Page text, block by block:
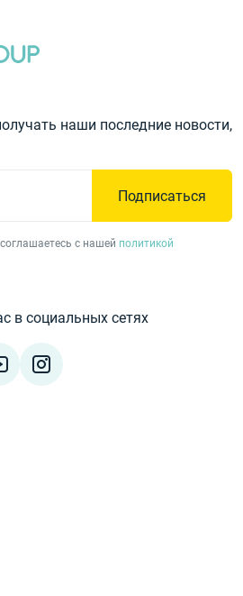
наши последние новости,
Подписаться
с нашей политикой
в социальных сетях